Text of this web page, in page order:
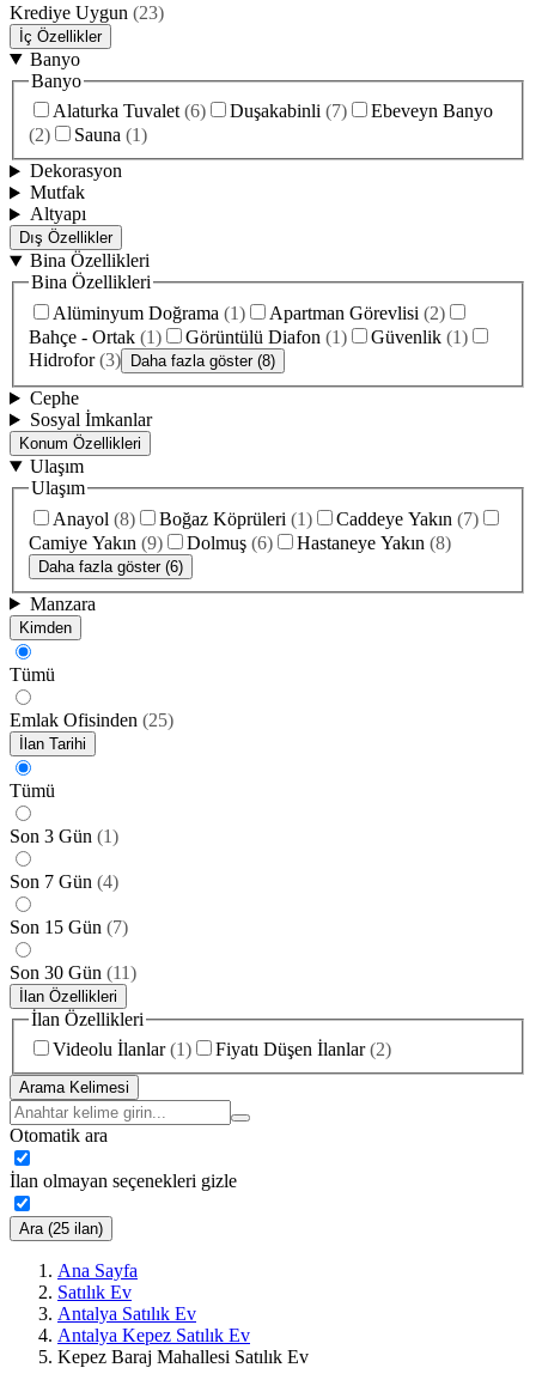
Krediye Uygun (23)
İç Özellikler
Banyo
Banyo
Alaturka Tuvalet (6) Duşakabinli (7)
Ebeveyn Banyo
(2) Sauna (1)
Dekorasyon
Mutfak
Altyapı
Dış Özellikler
Bina Özellikleri
Bina Özellikleri
Alüminyum Doğrama (1) Apartman Görevlisi (2)
Bahçe - Ortak (1) Görüntülü Diafon (1) Güvenlik (1)
Hidrofor (3) Daha fazla göster (8)
Cephe
Sosyal İmkanlar
Konum Özellikleri
Ulaşım
Ulaşım
Anayol (8) Boğaz Köprüleri (1) Caddeye Yakın (7)
Camiye Yakın (9) Dolmuş (6) Hastaneye Yakın (8)
Daha fazla göster (6)
Manzara
Kimden
Tümü
Emlak Ofisinden (25)
İlan Tarihi
Tümü
Son 3 Gün (1)
Son 7 Gün (4)
Son 15 Gün (7)
Son 30 Gün (11)
İlan Özellikleri
İlan Özellikleri
Videolu İlanlar (1) Fiyatı Düşen İlanlar (2)
Arama Kelimesi
Otomatik ara
İlan olmayan seçenekleri gizle
Ara (25 ilan)
Ana Sayfa
Satılık Ev
Antalya Satılık Ev
Antalya Kepez Satılık Ev
Kepez Baraj Mahallesi Satılık Ev